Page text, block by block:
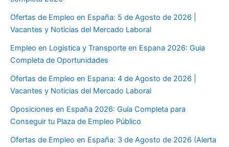
Ofertas de Empleo en España: 5 de Agosto de 2026 |
Vacantes y Noticias del Mercado Laboral
Empleo en Logistica y Transporte en Espana 2026: Guia
Completa de Oportunidades
Ofertas de Empleo en Espana: 4 de Agosto de 2026 |
Vacantes y Noticias del Mercado Laboral
Oposiciones en España 2026: Guía Completa para
Conseguir tu Plaza de Empleo Público
Ofertas de Empleo en España: 3 de Agosto de 2026 (Alerta